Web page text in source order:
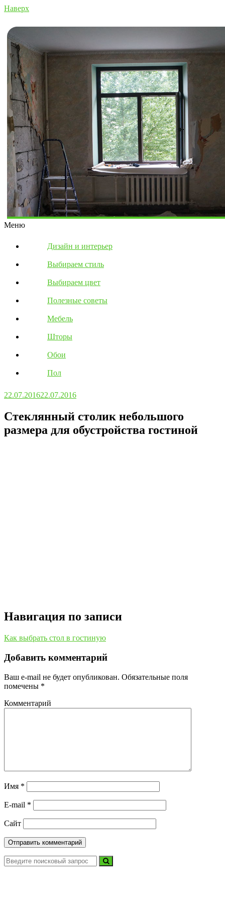
Наверх
Меню
Дизайн и интерьер
Выбираем стиль
Выбираем цвет
Полезные советы
Мебель
Шторы
Обои
Пол
22.07.201622.07.2016
Стеклянный столик небольшого
размера для обустройства гостиной
Навигация по записи
Как выбрать стол в гостиную
Добавить комментарий
Ваш e-mail не будет опубликован. Обязательные поля
помечены *
Комментарий
Имя *
E-mail *
Сайт